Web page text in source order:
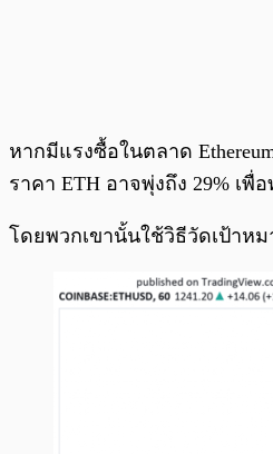
หากมีแรงซื้อในตลาด
ราคา ETH อาจพุ่งถึง 29% เ
โดยพวกเขานั้นใช้วิธีวัดเป้าห